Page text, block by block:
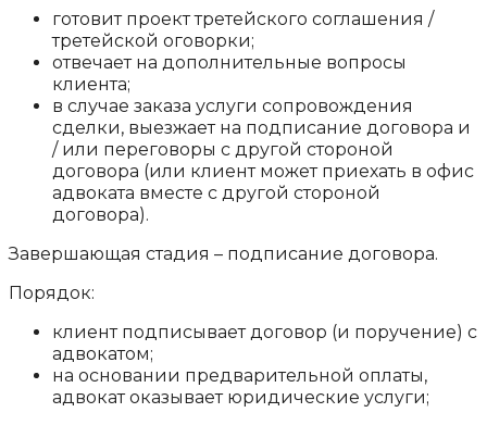
готовит проект третейского соглашения /
третейской оговорки;
отвечает на дополнительные вопросы
клиента;
в случае заказа услуги сопровождения
сделки, выезжает на подписание договора и
/ или переговоры с другой стороной
договора (или клиент может приехать в офис
адвоката вместе с другой стороной
договора).
Завершающая стадия – подписание договора.
Порядок:
клиент подписывает договор (и поручение) с
адвокатом;
на основании предварительной оплаты,
адвокат оказывает юридические услуги;